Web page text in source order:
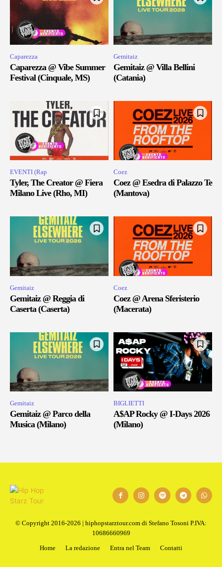
Caparezza
Caparezza @ Vibe Summer
Festival (Cinquale, MS)
Gemitaiz
Gemitaiz @ Villa Bellini
(Catania)
EVENTI (Rap
Tyler, The Creator @ Fiera
Milano Live (Rho, MI)
Coez
Coez @ Esedra di Palazzo Te
(Mantova)
Gemitaiz
Gemitaiz @ Reggia di
Caserta (Caserta)
Coez
Coez @ Arena Sferisterio
(Macerata)
Gemitaiz
Gemitaiz @ Parco della
Musica (Milano)
BIGLIETTI
A$AP Rocky @ I-Days 2026
(Milano)
© Copyright 2016-2026 | hiphopstarztour.com di Stefano Tosoni P.IVA:
10686660969
Home
La redazione Entra nel Team Contatti